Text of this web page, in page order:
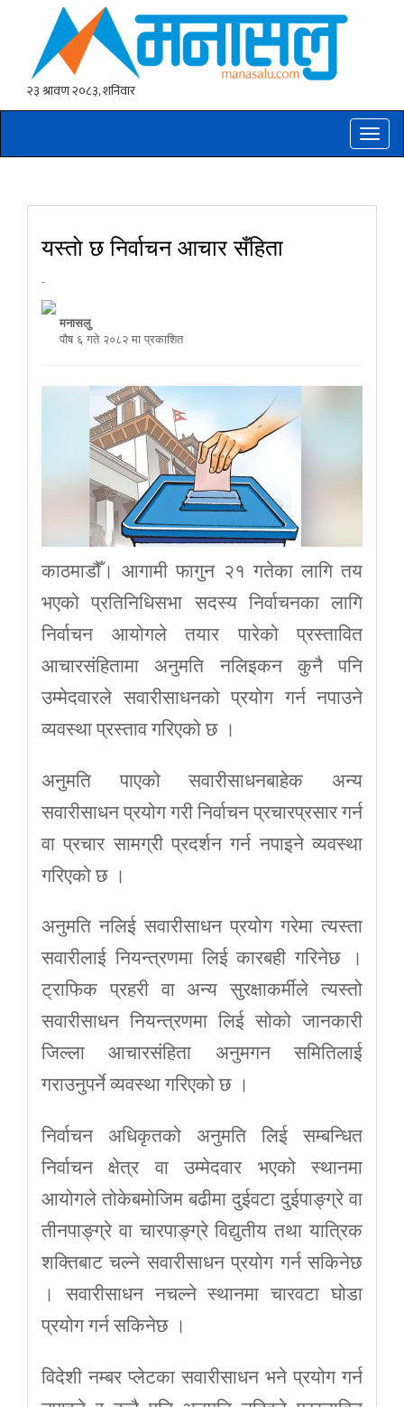
Toggle
यस्ताे छ निर्वाचन आचार सँहिता
-
मनासलु
पौष ६ गते २०८२ मा प्रकाशित
काठमाडौँ। आगामी फागुन २१ गतेका लागि तय
भएको प्रतिनिधिसभा सदस्य निर्वाचनका लागि
निर्वाचन आयोगले तयार पारेको प्रस्तावित
आचारसंहितामा अनुमति नलिइकन कुनै पनि
उम्मेदवारले सवारीसाधनको प्रयोग गर्न नपाउने
व्यवस्था प्रस्ताव गरिएको छ ।
अनुमति पाएको सवारीसाधनबाहेक अन्य
सवारीसाधन प्रयोग गरी निर्वाचन प्रचारप्रसार गर्न
वा प्रचार सामग्री प्रदर्शन गर्न नपाइने व्यवस्था
गरिएको छ ।
अनुमति नलिई सवारीसाधन प्रयोग गरेमा त्यस्ता
सवारीलाई नियन्त्रणमा लिई कारबही गरिनेछ ।
ट्राफिक प्रहरी वा अन्य सुरक्षाकर्मीले त्यस्तो
सवारीसाधन नियन्त्रणमा लिई सोको जानकारी
जिल्ला आचारसंहिता अनुमगन समितिलाई
गराउनुपर्ने व्यवस्था गरिएको छ ।
निर्वाचन अधिकृतको अनुमति लिई सम्बन्धित
निर्वाचन क्षेत्र वा उम्मेदवार भएको स्थानमा
आयोगले तोकेबमोजिम बढीमा दुईवटा दुईपाङ्ग्रे वा
तीनपाङ्ग्रे वा चारपाङ्ग्रे विद्युतीय तथा यात्रिक
शक्तिबाट चल्ने सवारीसाधन प्रयोग गर्न सकिनेछ
। सवारीसाधन नचल्ने स्थानमा चारवटा घोडा
प्रयोग गर्न सकिनेछ ।
विदेशी नम्बर प्लेटका सवारीसाधन भने प्रयोग गर्न